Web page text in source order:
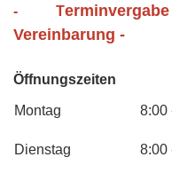
- T
Vereinbarung -
Öffnungszeiten
Montag 8:00
Dienstag 8:00